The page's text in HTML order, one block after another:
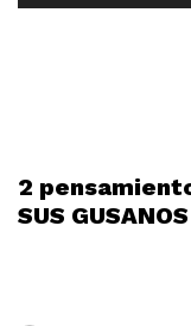
t
o
2
SUS